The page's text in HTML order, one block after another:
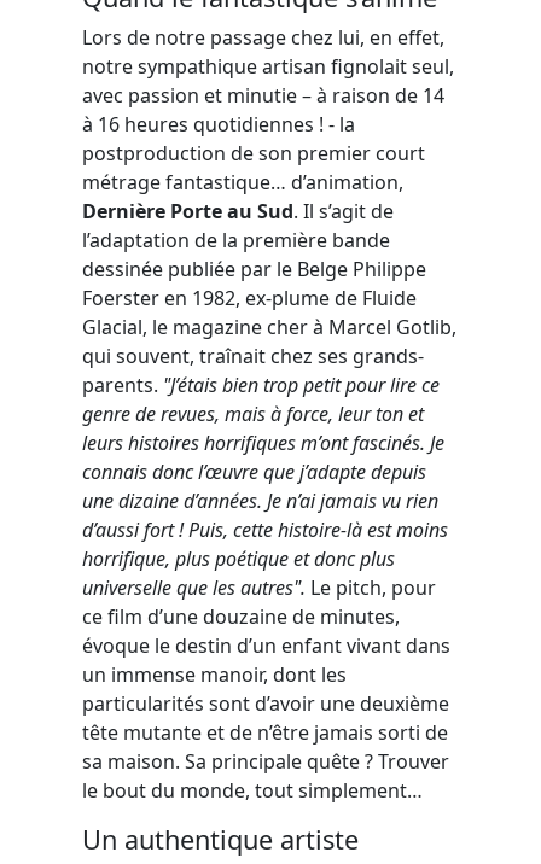
Lors de notre passage chez lui, en effet,
notre sympathique artisan fignolait seul,
avec passion et minutie – à raison de 14
à 16 heures quotidiennes ! - la
postproduction de son premier court
métrage fantastique… d’animation,
Dernière Porte au Sud. Il s’agit de
l’adaptation de la première bande
dessinée publiée par le Belge Philippe
Foerster en 1982, ex-plume de Fluide
Glacial, le magazine cher à Marcel Gotlib,
qui souvent, traînait chez ses grands-
parents. "J’étais bien trop petit pour lire ce
genre de revues, mais à force, leur ton et
leurs histoires horrifiques m’ont fascinés. Je
connais donc l’œuvre que j’adapte depuis
une dizaine d’années. Je n’ai jamais vu rien
d’aussi fort ! Puis, cette histoire-là est moins
horrifique, plus poétique et donc plus
universelle que les autres". Le pitch, pour
ce film d’une douzaine de minutes,
évoque le destin d’un enfant vivant dans
un immense manoir, dont les
particularités sont d’avoir une deuxième
tête mutante et de n’être jamais sorti de
sa maison. Sa principale quête ? Trouver
le bout du monde, tout simplement…
Un authentique artiste